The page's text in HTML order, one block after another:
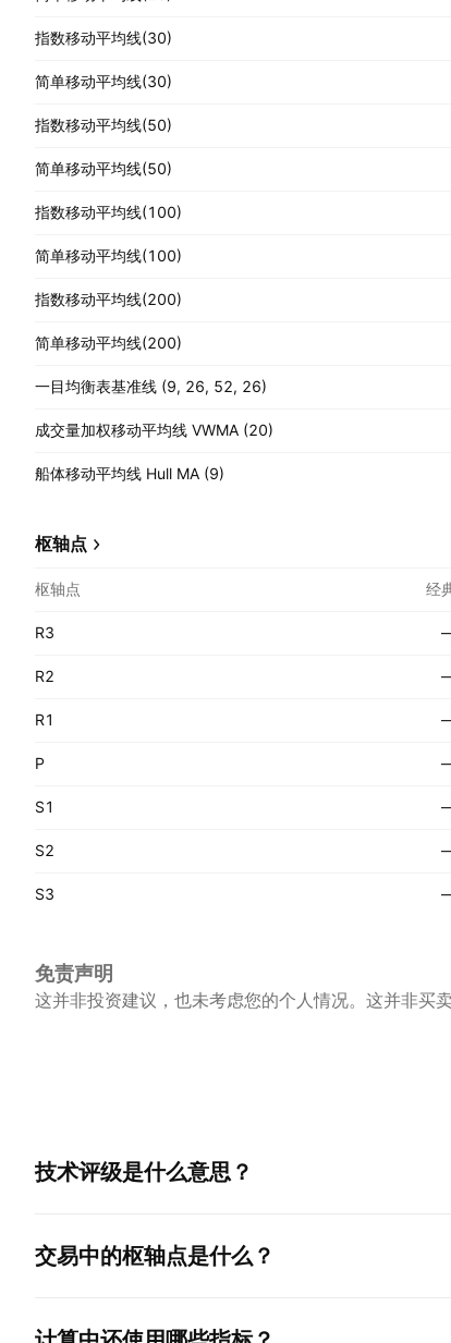
指数移动平均线(30)
简单移动平均线(30)
指数移动平均线(50)
简单移动平均线(50)
指数移动平均线(100)
简单移动平均线(100)
指数移动平均线(200)
简单移动平均线(200)
一目均衡表基准线 (9, 26, 52, 26)
成交量加权移动平均线 VWMA (20)
船体移动平均线 Hull MA (9)
枢轴点
枢轴点 经
R3
R2
R1
P
S1
S2
S3
免责声明
这并非投资建议，也未考虑您的个人情况。这并非买
技术评级是什么意思？
交易中的枢轴点是什么？